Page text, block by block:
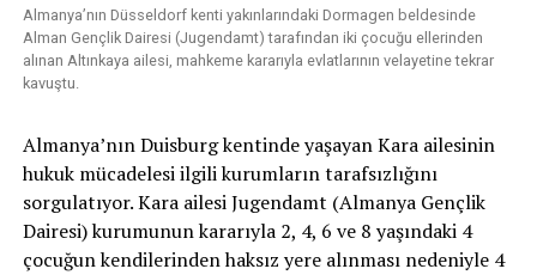
Almanya’nın Düsseldorf kenti yakınlarındaki Dormagen beldesinde
Alman Gençlik Dairesi (Jugendamt) tarafından iki çocuğu ellerinden
alınan Altınkaya ailesi, mahkeme kararıyla evlatlarının velayetine tekrar
kavuştu.
Almanya’nın Duisburg kentinde yaşayan Kara ailesinin
hukuk mücadelesi ilgili kurumların tarafsızlığını
sorgulatıyor. Kara ailesi Jugendamt (Almanya Gençlik
Dairesi) kurumunun kararıyla 2, 4, 6 ve 8 yaşındaki 4
çocuğun kendilerinden haksız yere alınması nedeniyle 4